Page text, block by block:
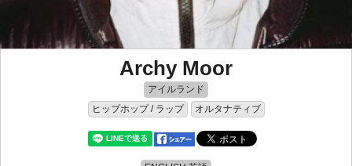
Archy Moor
アイルランド
ヒップホップ / ラップ
オルタナティブ